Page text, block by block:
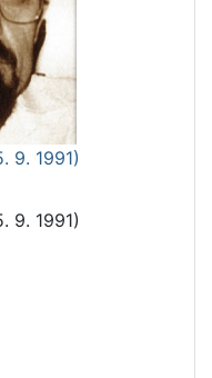
9. 1991)
9. 1991)